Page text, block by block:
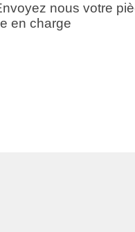
nous votre
en charge